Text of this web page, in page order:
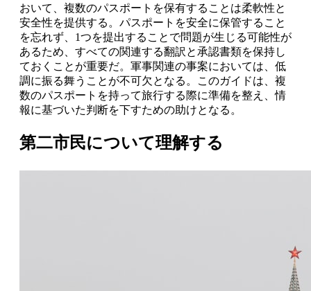
おいて、複数のパスポートを保有することは柔軟性と
安全性を提供する。パスポートを安全に保管すること
を忘れず、1つを提出することで問題が生じる可能性が
あるため、すべての関連する翻訳と承認書類を保持し
ておくことが重要だ。軍事関連の事案においては、低
調に振る舞うことが不可欠となる。このガイドは、複
数のパスポートを持って旅行する際に準備を整え、情
報に基づいた判断を下すための助けとなる。
第二市民について理解する